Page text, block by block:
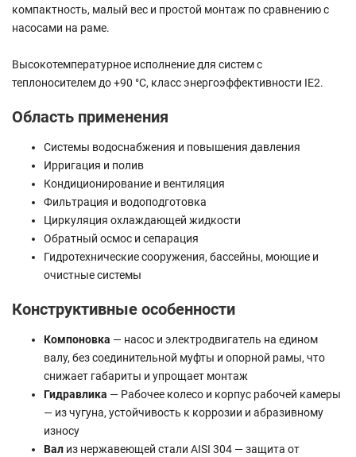
компактность, малый вес и простой монтаж по сравнению с
насосами на раме.
Высокотемпературное исполнение для систем с
теплоносителем до +90 °C, класс энергоэффективности IE2.
Область применения
Системы водоснабжения и повышения давления
Ирригация и полив
Кондиционирование и вентиляция
Фильтрация и водоподготовка
Циркуляция охлаждающей жидкости
Обратный осмос и сепарация
Гидротехнические сооружения, бассейны, моющие и
очистные системы
Конструктивные особенности
Компоновка — насос и электродвигатель на едином
валу, без соединительной муфты и опорной рамы, что
снижает габариты и упрощает монтаж
Гидравлика — Рабочее колесо и корпус рабочей камеры
— из чугуна, устойчивость к коррозии и абразивному
износу
Вал из нержавеющей стали AISI 304 — защита от